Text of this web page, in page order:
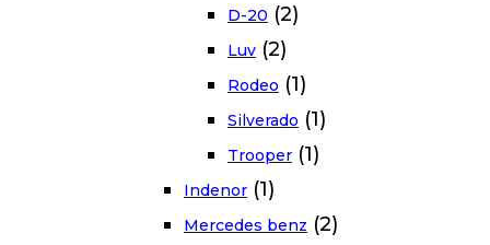
D-20 (2)
Luv (2)
Rodeo (1)
Silverado (1)
Trooper (1)
Indenor (1)
Mercedes benz (2)